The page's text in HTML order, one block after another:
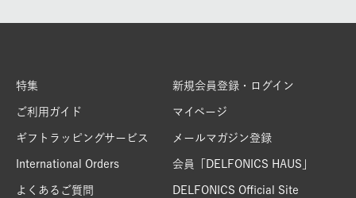
特集
ご利用ガイド
ギフトラッピングサービス
International Orders
よくあるご質問
新規会員登録・ログイン
マイページ
メールマガジン登録
会員「DELFONICS HAUS」
DELFONICS Official Site